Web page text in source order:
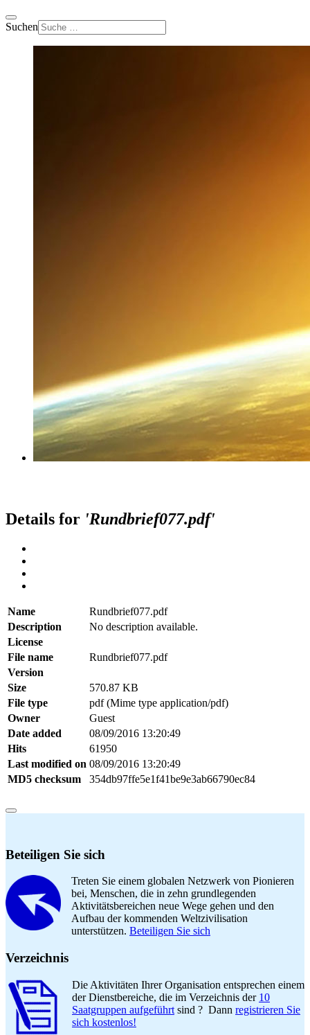
Suchen
Details for 'Rundbrief077.pdf'
Name
Rundbrief077.pdf
Description
No description available.
License
File name
Rundbrief077.pdf
Version
Size
570.87 KB
File type
pdf (Mime type application/pdf)
Owner
Guest
Date added
08/09/2016 13:20:49
Hits
61950
Last modified on 08/09/2016 13:20:49
MD5 checksum
354db97ffe5e1f41be9e3ab66790ec84
Beteiligen Sie sich
Treten Sie einem globalen Netzwerk von Pionieren
bei, Menschen, die in zehn grundlegenden
Aktivitätsbereichen neue Wege gehen und den
Aufbau der kommenden Weltzivilisation
unterstützen. Beteiligen Sie sich
Verzeichnis
Die Aktivitäten Ihrer Organisation entsprechen einem
der Dienstbereiche, die im Verzeichnis der 10
Saatgruppen aufgeführt sind ? Dann registrieren Sie
sich kostenlos!